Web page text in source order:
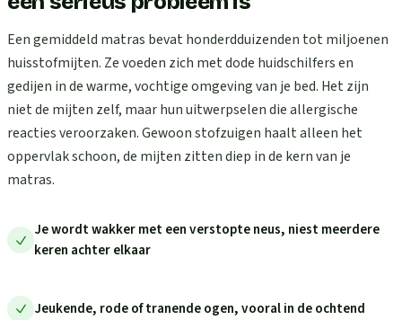
Een gemiddeld matras bevat honderdduizenden tot miljoenen
huisstofmijten. Ze voeden zich met dode huidschilfers en
gedijen in de warme, vochtige omgeving van je bed. Het zijn
niet de mijten zelf, maar hun uitwerpselen die allergische
reacties veroorzaken. Gewoon stofzuigen haalt alleen het
oppervlak schoon, de mijten zitten diep in de kern van je
matras.
Je wordt wakker met een verstopte neus, niest meerdere
keren achter elkaar
Jeukende, rode of tranende ogen, vooral in de ochtend